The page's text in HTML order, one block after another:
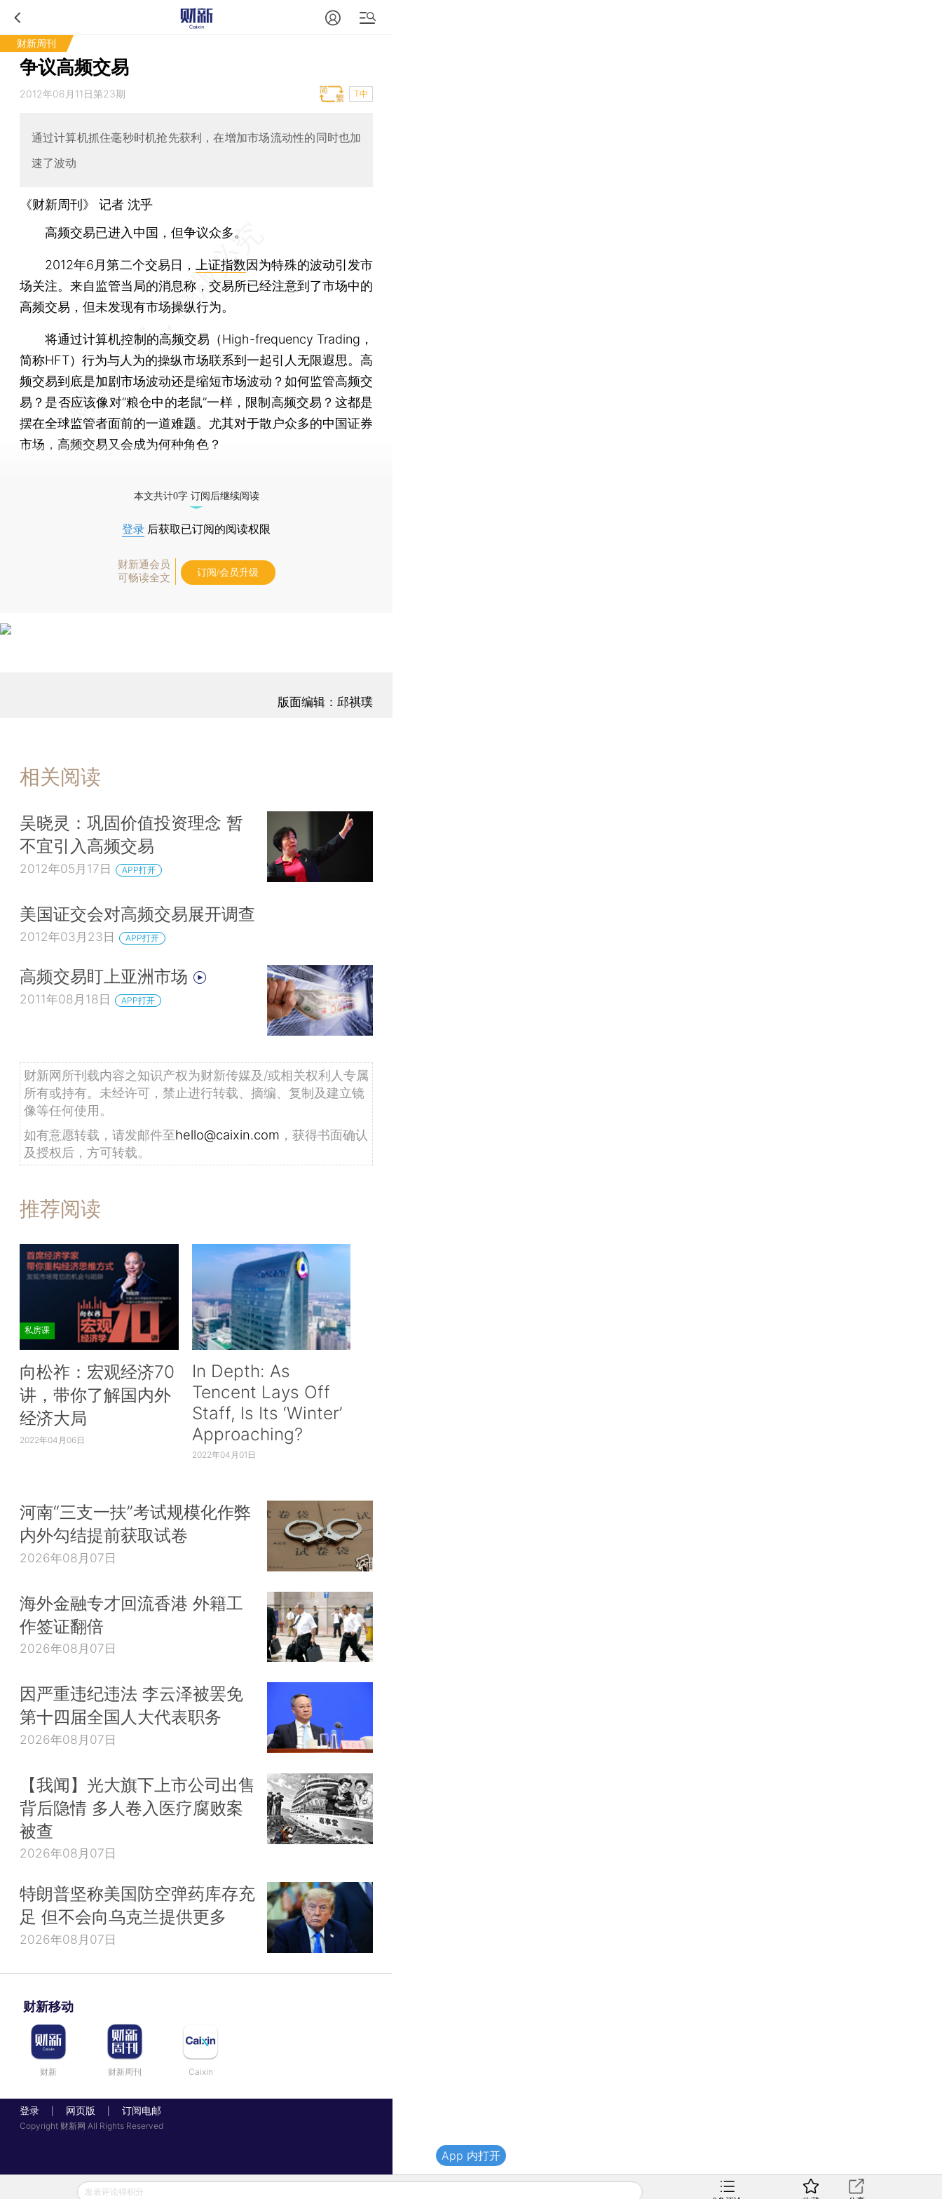
财新周刊
争议高频交易
2012年06月11日第23期 T中
通过计算机抓住毫秒时机抢先获利，在增加市场流动性的同时也加
速了波动
《财新周刊》 记者 沈乎
高频交易已进入中国，但争议众多。
2012年6月第二个交易日， 上证指数因为特殊的波动引发市
场关注。来自监管当局的消息称，交易所已经注意到了市场中的
高频交易，但未发现有市场操纵行为。
将通过计算机控制的高频交易（High-frequency Trading，
简称HFT）行为与人为的操纵市场联系到一起引人无限遐思。高
频交易到底是加剧市场波动还是缩短市场波动？如何监管高频交
易？是否应该像对“粮仓中的老鼠”一样，限制高频交易？这都是
摆在全球监管者面前的一道难题。尤其对于散户众多的中国证券
市场，高频交易又会成为何种角色？
本文共计0字 订阅后继续阅读
登录 后获取已订阅的阅读权限
财新通会员
可畅读全文
订阅/会员升级
版面编辑：邱祺璞
相关阅读
吴晓灵：巩固价值投资理念 暂
不宜引入高频交易
2012年05月17日 APP打开
美国证交会对高频交易展开调查
2012年03月23日 APP打开
高频交易盯上亚洲市场
2011年08月18日 APP打开
财新网所刊载内容之知识产权为财新传媒及/或相关权利人专属
所有或持有。未经许可，禁止进行转载、摘编、复制及建立镜
像等任何使用。
如有意愿转载，请发邮件至hello@caixin.com ，获得书面确认
及授权后，方可转载。
推荐阅读
私房课
向松祚：宏观经济70
讲，带你了解国内外
经济大局
2022年04月06日
In Depth: As
Tencent Lays Off
Staff, Is Its ‘Winter’
Approaching?
2022年04月01日
河南“三支一扶”考试规模化作弊
内外勾结提前获取试卷
2026年08月07日
海外金融专才回流香港 外籍工
作签证翻倍
2026年08月07日
因严重违纪违法 李云泽被罢免
第十四届全国人大代表职务
2026年08月07日
【我闻】光大旗下上市公司出售
背后隐情 多人卷入医疗腐败案
被查
2026年08月07日
特朗普坚称美国防空弹药库存充
足 但不会向乌克兰提供更多
2026年08月07日
财新移动
财新 财新周刊 Caixin
登录 网页版 订阅电邮
Copyright 财新网 All Rights Reserved
发表评论得积分
App 内打开